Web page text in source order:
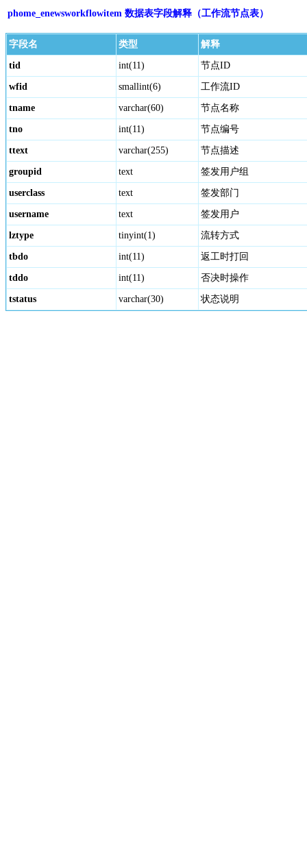
phome_enewsworkflowitem 数据表字段解释（工作流节点表）
字段名 类型 解释
tid int(11) 节点ID
wfid smallint(6) 工作流ID
tname varchar(60) 节点名称
tno int(11) 节点编号
ttext varchar(255) 节点描述
groupid text 签发用户组
userclass text 签发部门
username text 签发用户
lztype tinyint(1) 流转方式
tbdo int(11) 返工时打回
tddo int(11) 否决时操作
tstatus varchar(30) 状态说明